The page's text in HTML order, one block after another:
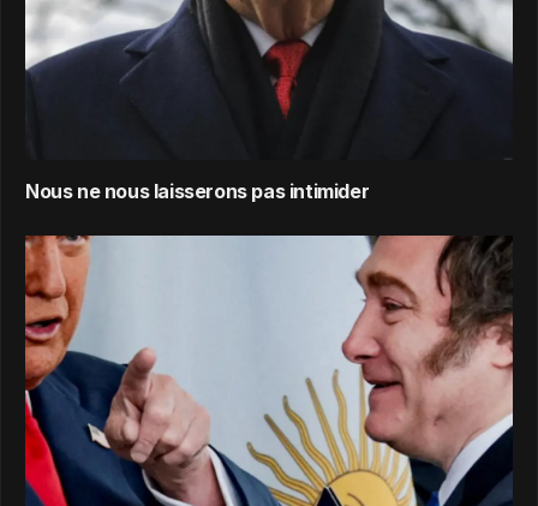
Nous ne nous laisserons pas intimider